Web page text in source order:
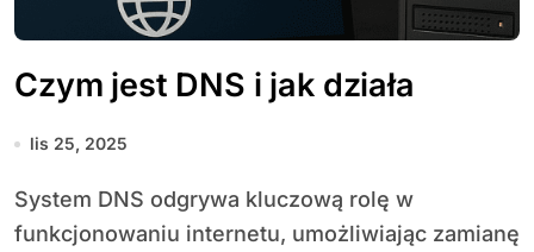
Czym jest DNS i jak działa
lis 25, 2025
System DNS odgrywa kluczową rolę w
funkcjonowaniu internetu, umożliwiając zamianę